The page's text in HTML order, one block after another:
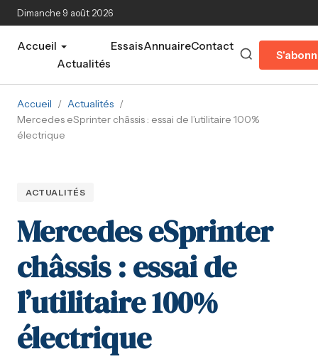
Aller au contenu principal
Dimanche 9 août 2026
Accueil
Actualités
EssaisAnnuaireContact
Accueil / Actualités /
Mercedes eSprinter châssis : essai de l’utilitaire 100%
électrique
ACTUALITÉS
Mercedes eSprinter
châssis : essai de
l’utilitaire 100%
électrique